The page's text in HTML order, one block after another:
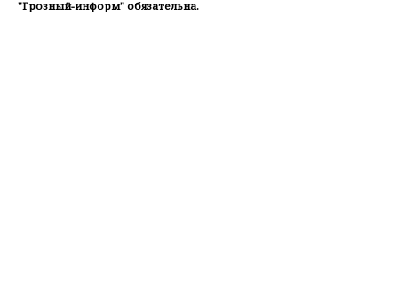
"Грозный-информ" обязательна.